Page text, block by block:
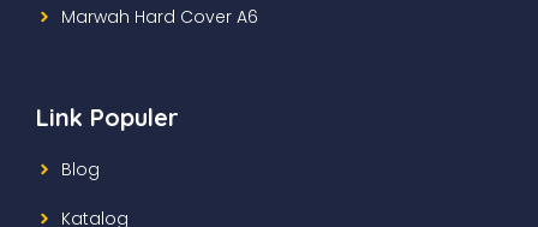
Marwah Hard Cover A6
Link Populer
Blog
Katalog